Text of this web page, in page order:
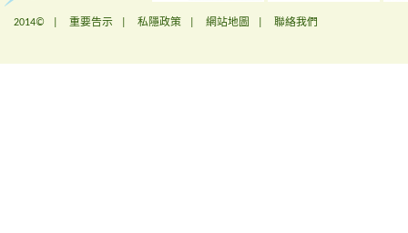
2014© | 重要告示 私隱政策 網站地圖 聯絡我們